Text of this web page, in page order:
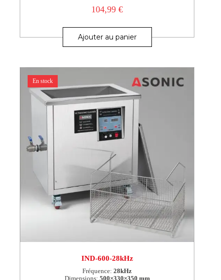
104,99€
Ajouter au panier
En stock
IND-600-28kHz
Fréquence: 28kHz
Dimensions: 500×330×350 mm